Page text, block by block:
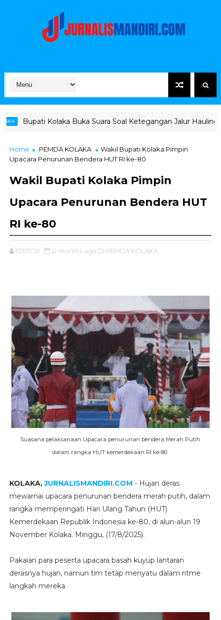
Buka Suara Soal Ketegangan Jalur Hauling Pomalaa VALE
Home PEMDA KOLAKA
Wakil Bupati Kolaka Pimpin
Upacara Penurunan Bendera HUT RI ke-80
Wakil Bupati Kolaka Pimpin
Upacara Penurunan Bendera HUT
RI ke-80
EDITOR 12 months ago PEMDA KOLAKA,
Suasana pelaksanaan Upacara penurunan bendera Merah Putih
dalam rangka HUT kemerdekaan RI ke-80
KOLAKA,JURNALISMANDIRI.COM - Hujan deras
mewarnai upacara penurunan bendera merah putih, dalam
rangka memperingati Hari Ulang Tahun (HUT)
Kemerdekaan Republik Indonesia ke-80, di alun-alun 19
November Kolaka. Minggu, (17/8/2025).
Pakaian para peserta upacara basah kuyup lantaran
derasnya hujan, namun tim tetap menyatu dalam ritme
langkah mereka.